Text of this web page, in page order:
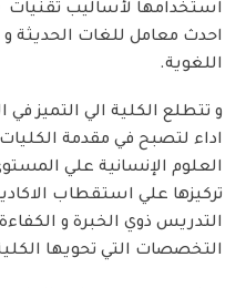
استخدامها لأساليب تقنيات
احدث معامل للغات الحديثة و
اللغوية.
و تتطلع الكلية الي التميز
اداء لتصبح في مقدمة
العلوم الإنسانية علي
تركيزها علي استقطاب
التدريس ذوي الخبرة و
التخصصات التي تحويها